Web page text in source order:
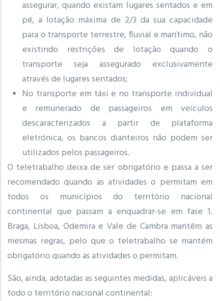
assegurar, quando existam lugares sentados e em
pé, a lotação máxima de 2/3 da sua capacidade
para o transporte terrestre, fluvial e marítimo, não
existindo restrições de lotação quando o
transporte seja assegurado exclusivamente
através de lugares sentados;
No transporte em táxi e no transporte individual
e remunerado de passageiros em veículos
descaracterizados a partir de plataforma
eletrónica, os bancos dianteiros não podem ser
utilizados pelos passageiros.
O teletrabalho deixa de ser obrigatório e passa a ser
recomendado quando as atividades o permitam em
todos os municípios do território nacional
continental que passam a enquadrar-se em fase 1.
Braga, Lisboa, Odemira e Vale de Cambra mantêm as
mesmas regras, pelo que o teletrabalho se mantém
obrigatório quando as atividades o permitam.
São, ainda, adotadas as seguintes medidas, aplicáveis a
todo o território nacional continental: